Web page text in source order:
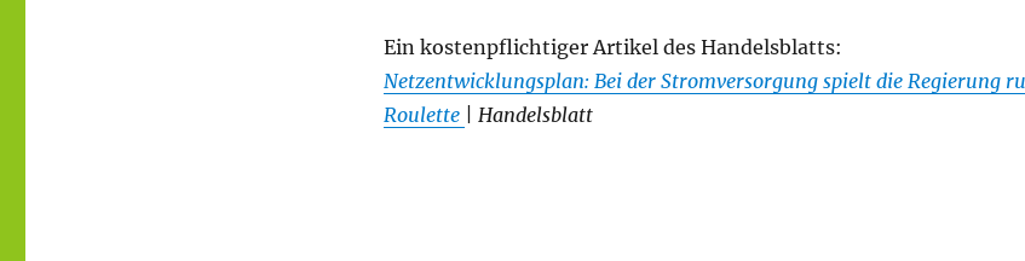
Ein kostenpflichtiger Artikel des Handelsblatts:
Netzentwicklungsplan: Bei der Stromversorgung spielt die Regierung
Roulette
| Handelsblatt